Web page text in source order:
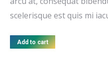
scelerisque est quis mi
Add to cart